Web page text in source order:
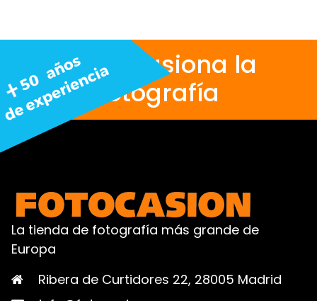
Nos apasiona la
fotografía
La tienda de fotografía más grande de
Europa
Ribera de Curtidores 22, 28005 Madrid